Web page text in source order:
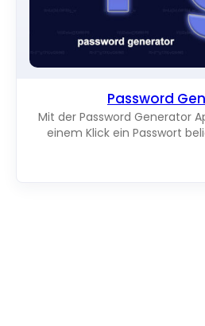
Password
Mit der Password Generator
einem Klick ein Passwort